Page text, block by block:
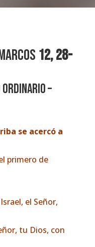
12, 28-
–
se acercó a
primero de
el Señor,
tu Dios, con